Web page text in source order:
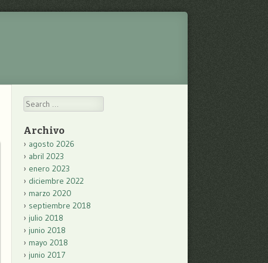
Search
Archivo
agosto 2026
abril 2023
enero 2023
diciembre 2022
marzo 2020
septiembre 2018
julio 2018
junio 2018
mayo 2018
junio 2017